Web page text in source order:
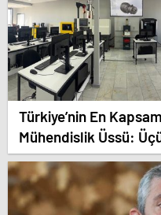
Türkiye’nin En
Mühendislik Üssü: